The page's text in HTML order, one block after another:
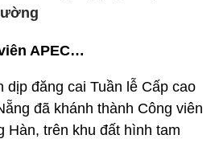
APEC…
dịp đăng cai Tuần lễ Cấp cao
đã khánh thành Công viên
Hàn, trên khu đất hình tam